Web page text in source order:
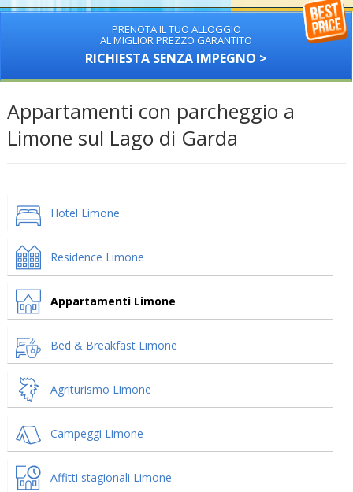
PRENOTA IL TUO ALLOGGIO
AL MIGLIOR PREZZO GARANTITO
RICHIESTA SENZA IMPEGNO >
Appartamenti con parcheggio a
Limone sul Lago di Garda
Hotel Limone
Residence Limone
Appartamenti Limone
Bed & Breakfast Limone
Agriturismo Limone
Campeggi Limone
Affitti stagionali Limone